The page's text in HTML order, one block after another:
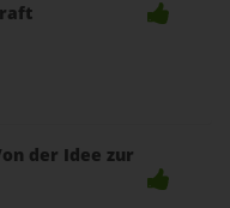
der Idee zur